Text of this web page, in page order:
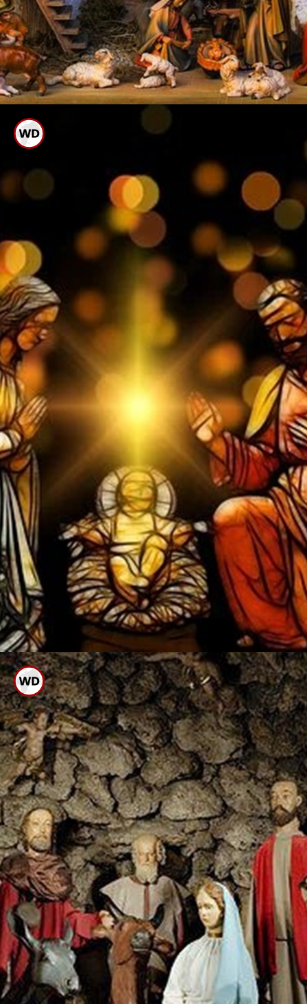
ഡിസംബര്‍ 24 നാണ്
വീടുകളില്‍ പുല്‍ക്കൂട്
തയ്യാറാക്കേണ്ടത്. 24 ന്
രാത്രിയോടെ പുല്‍ക്കൂടിന്റെ
പണികള്‍ എല്ലാം തീര്‍ത്ത്
വെളിച്ചം തൂക്കണം